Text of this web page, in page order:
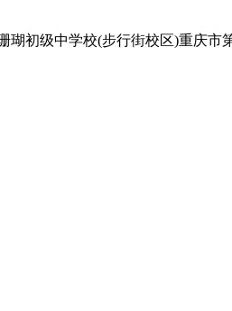
初级中学校(步行街校区)重庆市